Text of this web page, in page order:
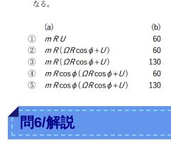
問6/解説